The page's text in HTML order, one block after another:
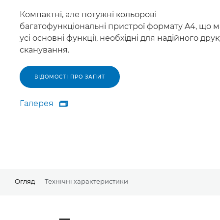
Компактні, але потужні кольорові
багатофункціональні пристрої формату A4, що
усі основні функції, необхідні для надійного
сканування.
ВІДОМОСТІ ПРО ЗАПИТ
Галерея
Галерея

Огляд Технічні характеристики